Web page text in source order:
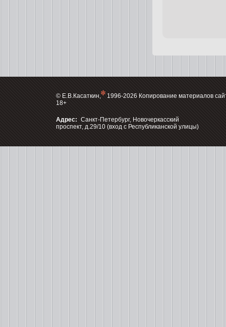
Адрес: Санкт-Петербург, Новочеркасский
проспект, д.29/10 (вход с Республиканской улицы)
© Е.В.Касаткин,
1996-2026 Копирование материалов
18+